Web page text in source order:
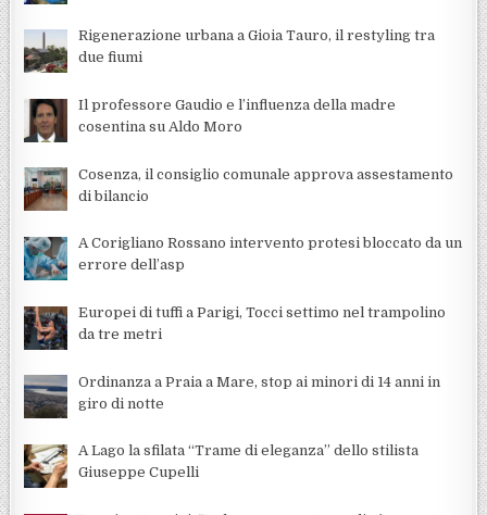
Rigenerazione urbana a Gioia Tauro, il restyling tra
due fiumi
Il professore Gaudio e l’influenza della madre
cosentina su Aldo Moro
Cosenza, il consiglio comunale approva assestamento
di bilancio
A Corigliano Rossano intervento protesi bloccato da un
errore dell’asp
Europei di tuffi a Parigi, Tocci settimo nel trampolino
da tre metri
Ordinanza a Praia a Mare, stop ai minori di 14 anni in
giro di notte
A Lago la sfilata “Trame di eleganza” dello stilista
Giuseppe Cupelli